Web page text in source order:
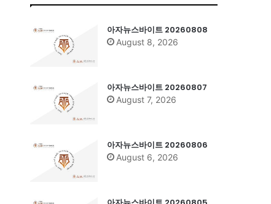
아자뉴스바이트 20260808
August 8, 2026
아자뉴스바이트 20260807
August 7, 2026
아자뉴스바이트 20260806
August 6, 2026